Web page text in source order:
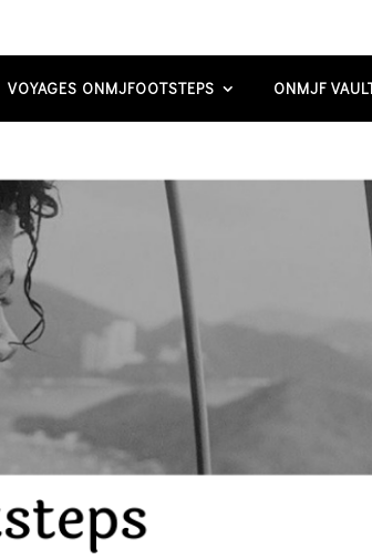
VOYAGES ONMJFOOTSTEPS ONMJF